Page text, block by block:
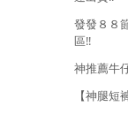
發發８８
區!!
神推薦牛
【神腿短